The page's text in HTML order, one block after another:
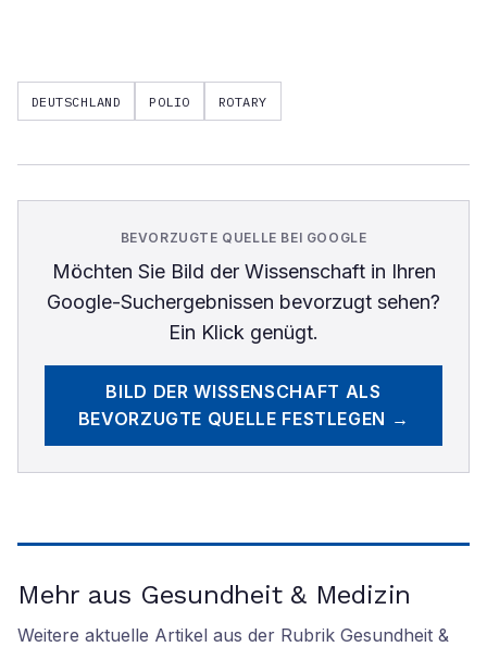
DEUTSCHLAND POLIO ROTARY
BEVORZUGTE QUELLE BEI GOOGLE
Möchten Sie Bild der Wissenschaftin Ihren
Google-Suchergebnissen bevorzugt sehen?
Ein Klick genügt.
BILD DER WISSENSCHAFT ALS
BEVORZUGTE QUELLE FESTLEGEN →
Mehr aus Gesundheit & Medizin
Weitere aktuelle Artikel aus der Rubrik Gesundheit &